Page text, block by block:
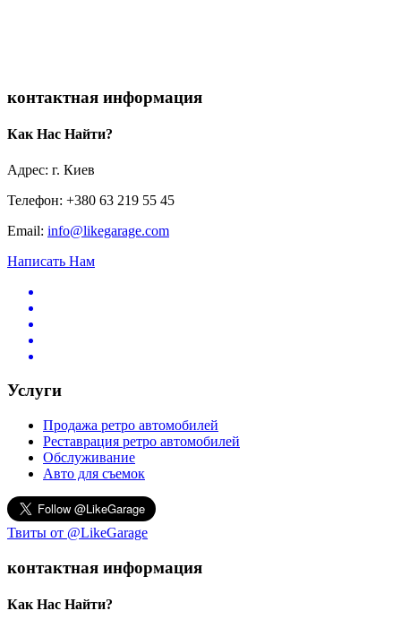
контактная информация
Как Нас Найти?
Адрес: г. Киев
Телефон: +380 63 219 55 45
Email: info@likegarage.com
Написать Нам
Услуги
Продажа ретро автомобилей
Реставрация ретро автомобилей
Обслуживание
Авто для съемок
Твиты от @LikeGarage
контактная информация
Как Нас Найти?